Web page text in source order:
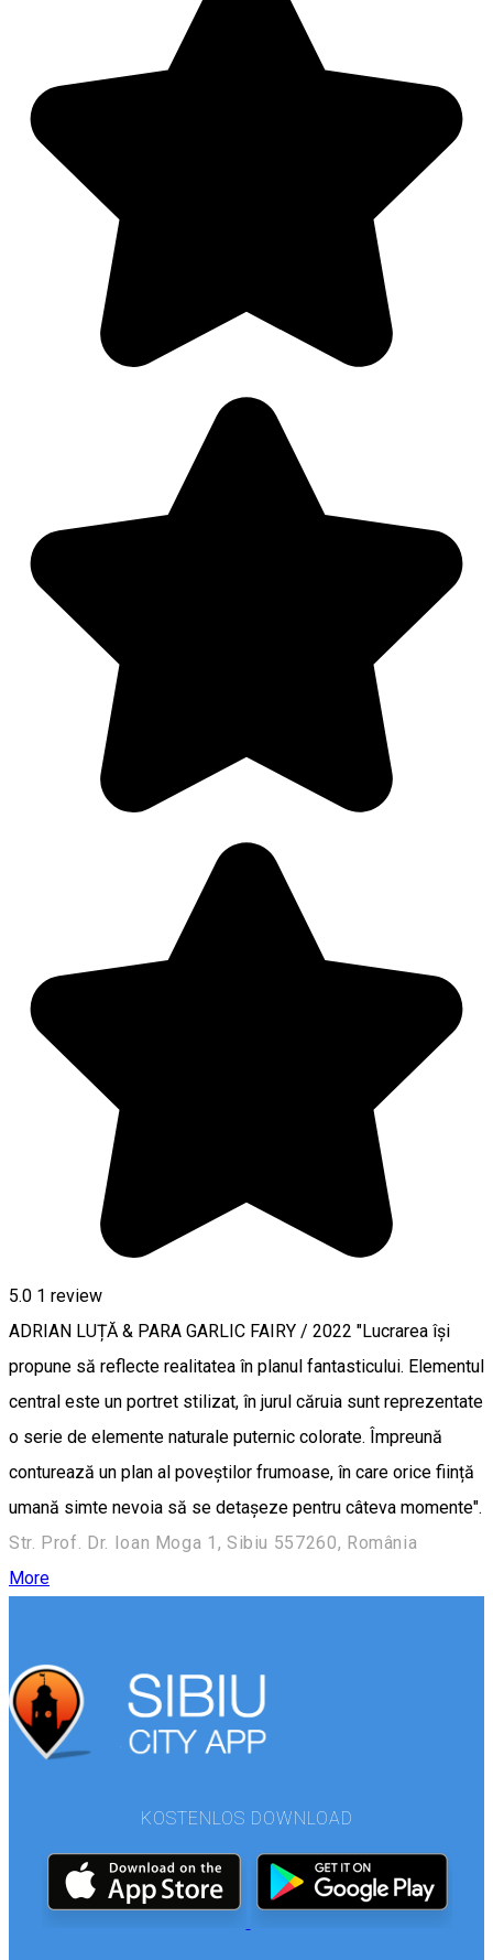
5.0 1 review
ADRIAN LUȚĂ & PARA GARLIC FAIRY / 2022 "Lucrarea își
propune să reflecte realitatea în planul fantasticului. Elementul
central este un portret stilizat, în jurul căruia sunt reprezentate
o serie de elemente naturale puternic colorate. Împreună
conturează un plan al poveștilor frumoase, în care orice ființă
umană simte nevoia să se detașeze pentru câteva momente".
Str. Prof. Dr. Ioan Moga 1, Sibiu 557260, România
More
KOSTENLOS DOWNLOAD